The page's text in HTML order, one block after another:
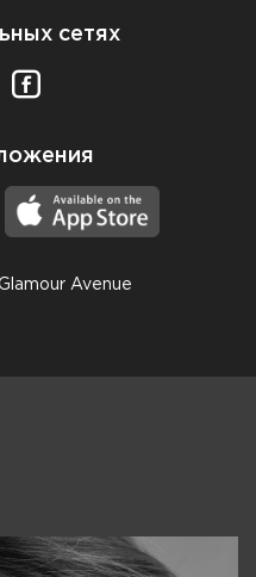
сетях
Avenue